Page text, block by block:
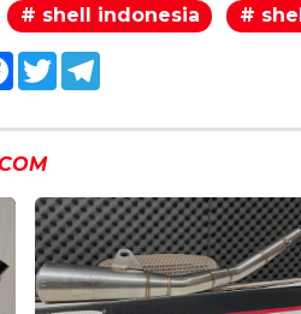
# shell indonesia # shell
Facebook
TwitterTelegram